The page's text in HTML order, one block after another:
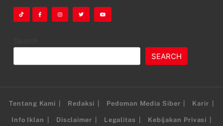
SEARCH
Tentang Kami Redaksi Pedoman Media Siber Karir
Info Iklan Disclaimer Legalitas Kebijakan Privasi